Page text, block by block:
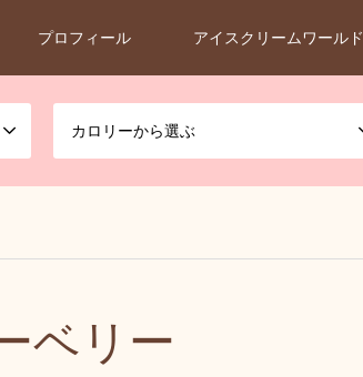
プロフィール アイスクリームワールド
カロリーから選ぶ
ベリー